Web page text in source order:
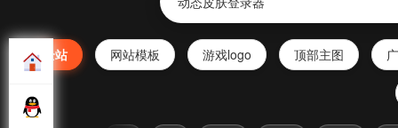
全站 网站模板 游戏logo 顶部主图